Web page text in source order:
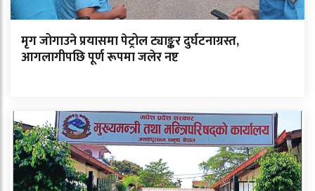
मृग जोगाउने प्रयासमा पेट्रोल ट्याङ्कर दुर्घटनाग्रस्त,
आगलागीपछि पूर्ण रूपमा जलेर नष्ट